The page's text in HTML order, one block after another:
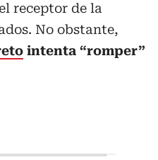
receptor de la
No obstante,
intenta “romper”